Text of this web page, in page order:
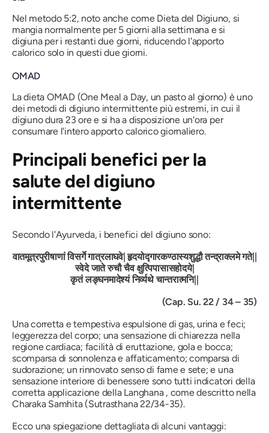
Nel metodo 5:2, noto anche come Dieta del Digiuno, si
mangia normalmente per 5 giorni alla settimana e si
digiuna per i restanti due giorni, riducendo l'apporto
calorico solo in questi due giorni.
OMAD
La dieta OMAD (One Meal a Day, un pasto al giorno) è uno
dei metodi di digiuno intermittente più estremi, in cui il
digiuno dura 23 ore e si ha a disposizione un'ora per
consumare l'intero apporto calorico giornaliero.
Principali benefici per la
salute del digiuno
intermittente
Secondo l'Ayurveda, i benefici del digiuno sono:
वातमूत्रपुरीषाणांविसर्गेगात्रलाघवे|हृदयोद्गारकण्ठास्यशुद्धौतन्द्राक्लमेगते||
स्वेदेजातेरुचौचैव क्षुत्पिपासासहोदये|
कृतंलङ्घनमादेश्यंनिर्व्यथेचान्तरात्मनि||
(Cap. Su. 22 / 34 – 35)
Una corretta e tempestiva espulsione di gas, urina e feci;
leggerezza del corpo; una sensazione di chiarezza nella
regione cardiaca; facilità di eruttazione, gola e bocca;
scomparsa di sonnolenza e affaticamento; comparsa di
sudorazione; un rinnovato senso di fame e sete; e una
sensazione interiore di benessere sono tutti indicatori della
corretta applicazione della Langhana, come descritto nella
Charaka Samhita(Sutrasthana 22/34-35).
Ecco una spiegazione dettagliata di alcuni vantaggi: